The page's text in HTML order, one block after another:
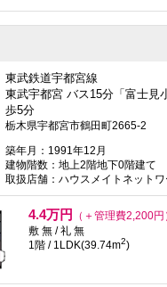
東武鉄道宇都宮線
東武宇都宮 バス15分「富士見
歩5分
栃木県宇都宮市鶴田町2665-2
築年月：1991年12月
建物階数：地上2階地下0階建て
取扱店舗：ハウスメイトネット
4.4万円
（＋管理費2,200円
敷 無 / 礼 無
1階 / 1LDK(39.74m2)